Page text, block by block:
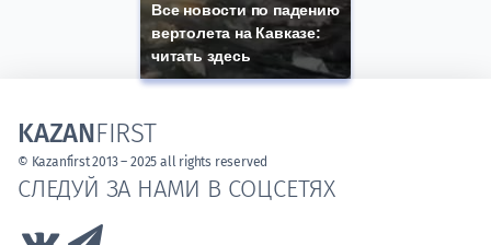
Все новости по падению
вертолета на Кавказе:
читать здесь
СЛЕДУЙ ЗА НАМИ В СОЦСЕТЯХ
Link to Vk
KAZANFIRST
© Kazanfirst 2013 – 2025 all rights reserved